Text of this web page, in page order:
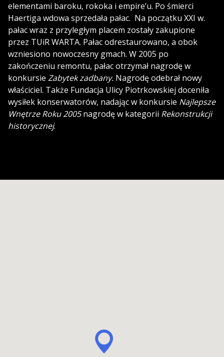
elementami baroku, rokoka i empire’u. Po śmierci
Haertiga wdowa sprzedała pałac. Na początku XXI w.
pałac wraz z przyległym placem zostały zakupione
przez TUiR WARTA. Pałac odrestaurowano, a obok
wzniesiono nowoczesny gmach. W 2005 po
zakończeniu remontu, pałac otrzymał nagrodę w
konkursie Zabytek zadbany. Nagrodę odebrał nowy
właściciel. Także Fundacja Ulicy Piotrkowskiej doceniła
wysiłek konserwatorów, nadając w konkursie Najlepsze
Wnętrze Roku 2005nagrodę w kategorii Rekonstrukcji
historycznej.